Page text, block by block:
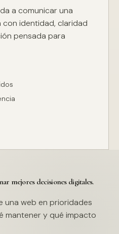
a comunicar una
identidad, claridad
pensada para
mejores decisiones digitales.
una web en prioridades
mantener y qué impacto